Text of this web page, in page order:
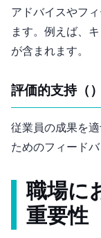
アドバイスやフ
ます。例えば、
が含まれます。
4. 評価的支持（Appraisal Support）
従業員の成果を
ためのフィード
職場に
重要性